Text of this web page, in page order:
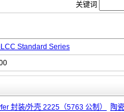
关键词
Standard Series
封装/外壳 2225（5763 公制）
陶